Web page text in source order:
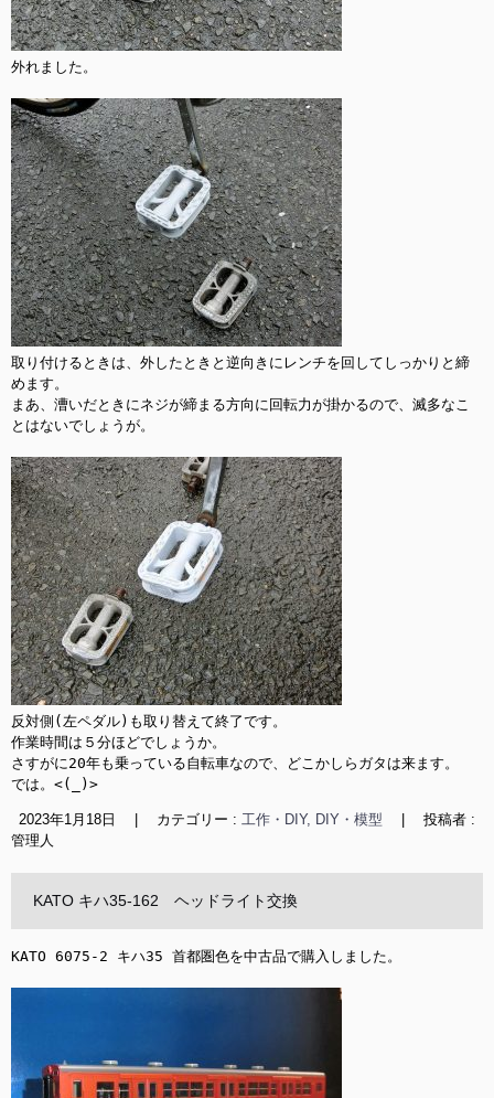
外れました。
取り付けるときは、外したときと逆向きにレンチを回してしっかりと締
めます。
まあ、漕いだときにネジが締まる方向に回転力が掛かるので、滅多なこ
とはないでしょうが。
反対側(左ペダル)も取り替えて終了です。
作業時間は５分ほどでしょうか。
さすがに20年も乗っている自転車なので、どこかしらガタは来ます。
では。<(_)>
2023年1月18日 カテゴリー : 工作・DIY, DIY・模型
投稿者 :
管理人
KATO キハ35-162 ヘッドライト交換
KATO 6075-2 キハ35 首都圏色を中古品で購入しました。